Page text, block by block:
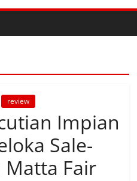
review
Impian
Sale-
Fair